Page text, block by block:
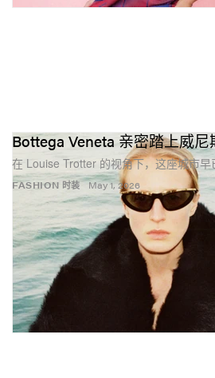
FASHION 时装
Bottega Veneta 亲密踏上威
在 Louise Trotter 的视角下，这座城市早
May 1, 2026